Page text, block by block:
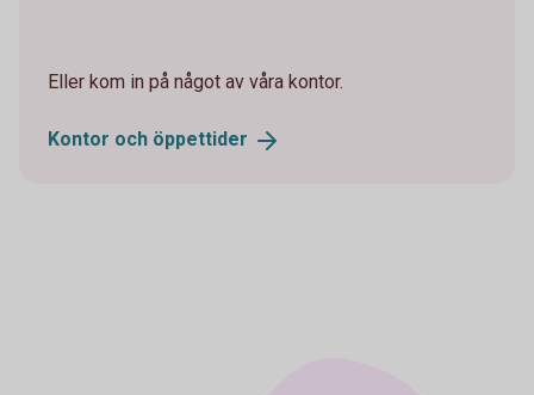
Eller kom in på något av våra kontor.
Kontor och öppettider